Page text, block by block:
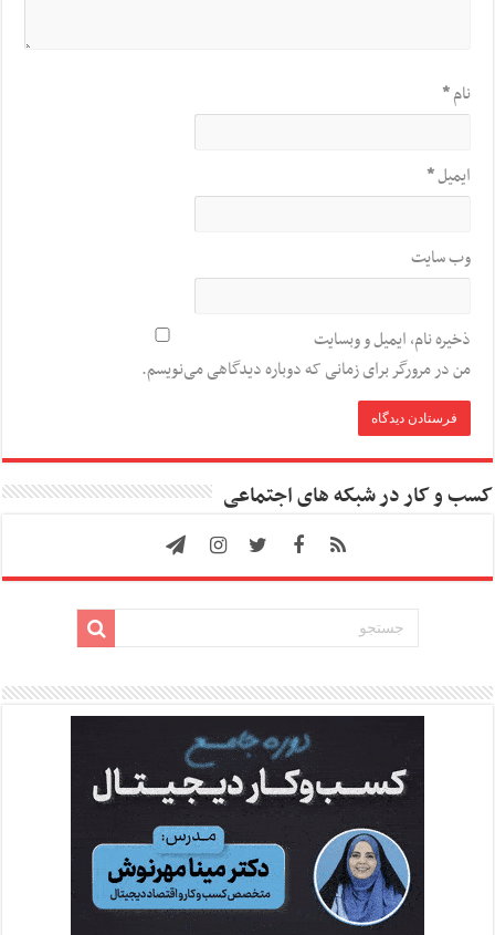
نام*
ایمیل*
وب‌ سایت
ذخیره نام، ایمیل و وبسایت
من در مرورگر برای زمانی که دوباره دیدگاهی می‌نویسم.
کسب و کار در شبکه های اجتماعی